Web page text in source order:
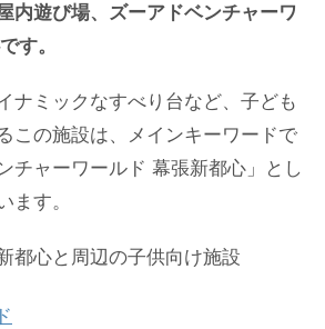
内遊び場、ズーアドベンチャーワ
す。
ナミックなすべり台など、子ども
この施設は、メインキーワードで
チャーワールド 幕張新都心」とし
ます。
都心と周辺の子供向け施設